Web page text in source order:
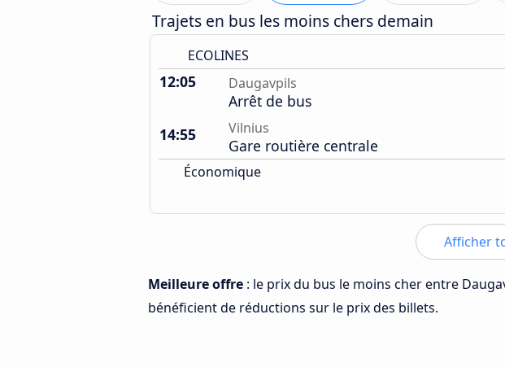
Trajets en bus les moins chers demain
ECOLINES
12:05 Daugavpils
Arrêt de bus
14:55
Vilnius
Gare routière centrale
Économique
Afficher
Meilleure offre : le prix du bus le moins cher entre
bénéficient de réductions sur le prix des billets.